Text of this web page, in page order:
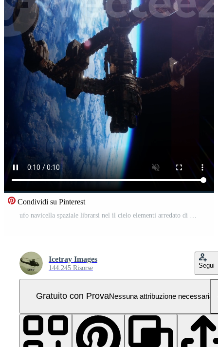
Condividi su Pinterest
Icetray Images
144.245 Risorse Segui
Gratuito con ProvaNessuna attribuzione necessaria